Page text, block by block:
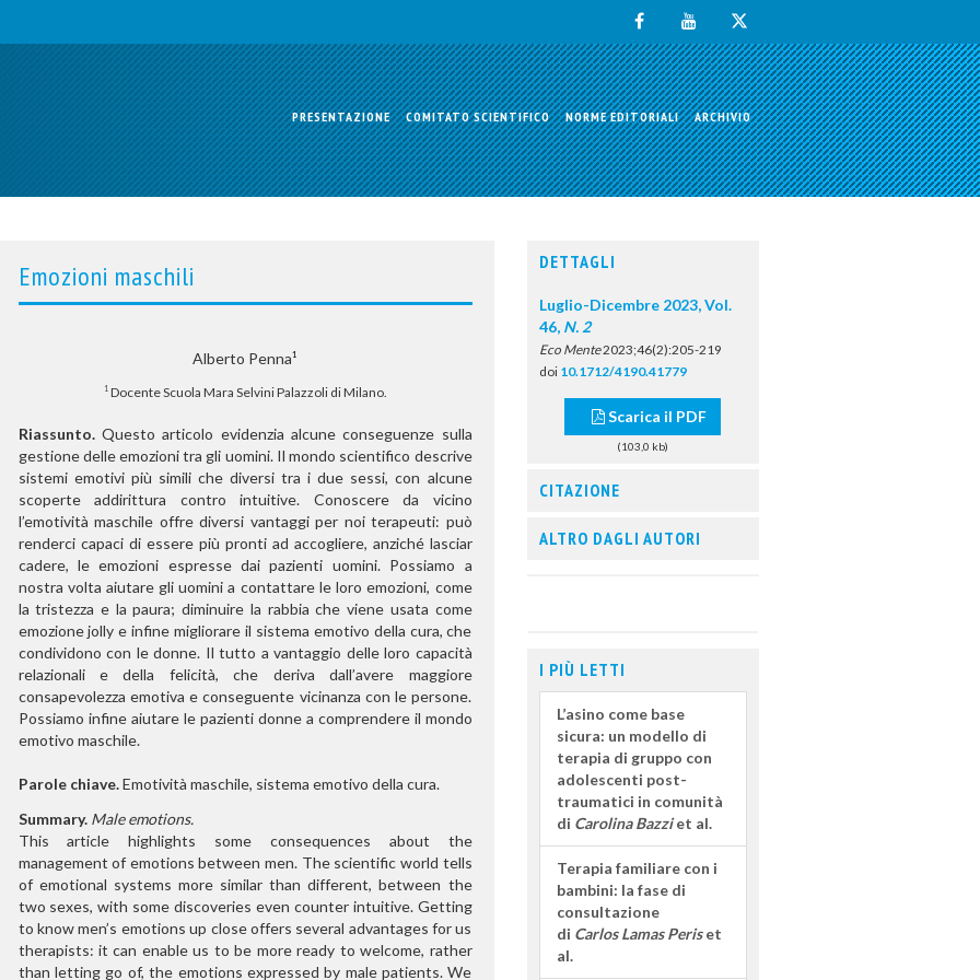
PRESENTAZIONE COMITATO SCIENTIFICO NORME EDITORIALI ARCHIVIO
Emozioni maschili
Alberto Penna1
1Docente Scuola Mara Selvini Palazzoli di Milano.
Riassunto.Questo articolo evidenzia alcune conseguenze sulla
gestione delle emozioni tra gli uomini. Il mondo scientifico descrive
sistemi emotivi più simili che diversi tra i due sessi, con alcune
scoperte addirittura contro intuitive. Conoscere da vicino
l’emotività maschile offre diversi vantaggi per noi terapeuti: può
renderci capaci di essere più pronti ad accogliere, anziché lasciar
cadere, le emozioni espresse dai pazienti uomini. Possiamo a
nostra volta aiutare gli uomini a contattare le loro emozioni, come
la tristezza e la paura; diminuire la rabbia che viene usata come
emozione jolly e infine migliorare il sistema emotivo della cura, che
condividono con le donne. Il tutto a vantaggio delle loro capacità
relazionali e della felicità, che deriva dall’avere maggiore
consapevolezza emotiva e conseguente vicinanza con le persone.
Possiamo infine aiutare le pazienti donne a comprendere il mondo
emotivo maschile.
Parole chiave.Emotività maschile, sistema emotivo della cura.
Summary. Male emotions.
This article highlights some consequences about the
management of emotions between men. The scientific world tells
of emotional systems more similar than different, between the
two sexes, with some discoveries even counter intuitive. Getting
to know men’s emotions up close offers several advantages for us
therapists: it can enable us to be more ready to welcome, rather
than letting go of, the emotions expressed by male patients. We
DETTAGLI
Luglio-Dicembre 2023, Vol.
46, N. 2
Eco Mente2023;46(2):205-219
doi 10.1712/4190.41779
Scarica il PDF
(103,0 kb)
CITAZIONE
ALTRO DAGLI AUTORI
I PIÙ LETTI
L’asino come base
sicura: un modello di
terapia di gruppo con
adolescenti post-
traumatici in comunità
di Carolina Bazziet al.
Terapia familiare con i
bambini: la fase di
consultazione
di Carlos Lamas Periset
al.